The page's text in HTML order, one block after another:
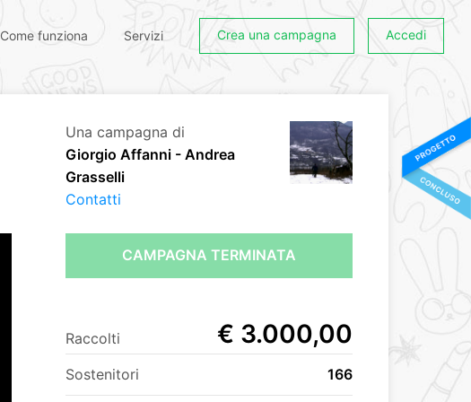
Come funziona Servizi Crea una campagna Accedi
Una campagna di
Giorgio Affanni - Andrea
Grasselli
Contatti
CAMPAGNA TERMINATA
Raccolti € 3.000,00
Sostenitori 166